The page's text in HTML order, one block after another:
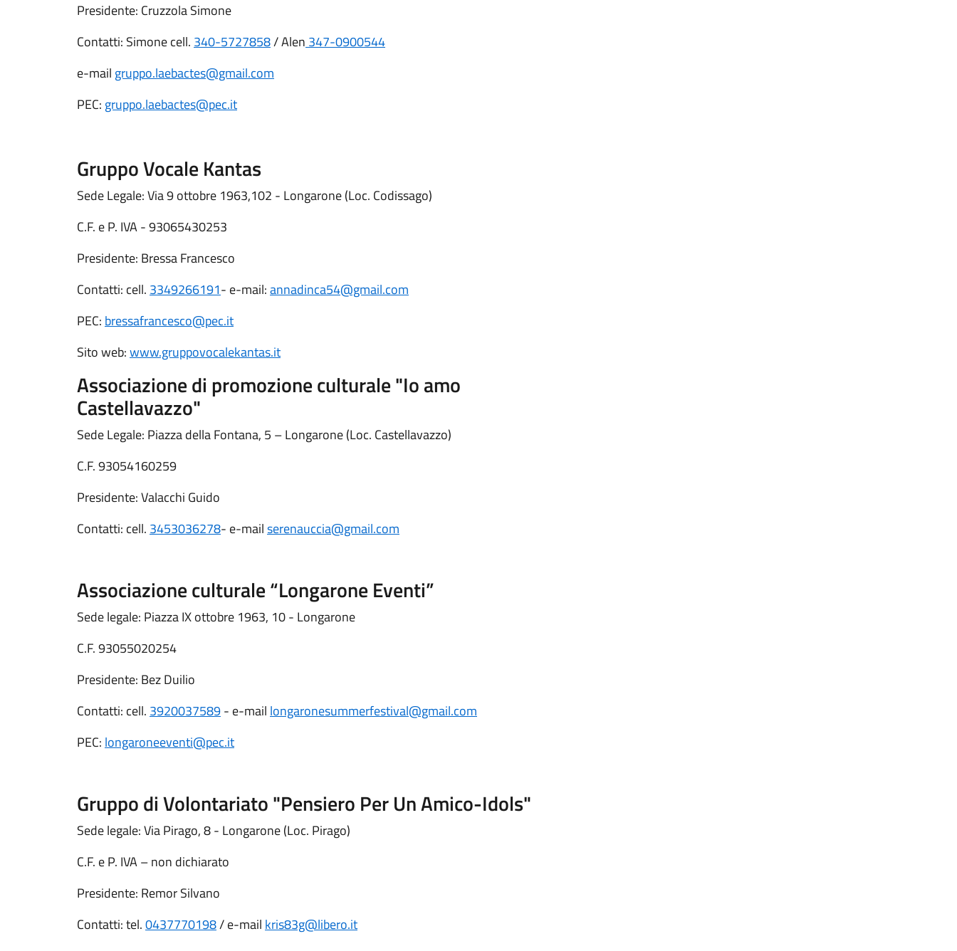
Presidente: Cruzzola Simone
Contatti: Simone cell. 340-5727858/ Alen 347-0900544
e-mail gruppo.laebactes@gmail.com
PEC: gruppo.laebactes@pec.it
Gruppo Vocale Kantas
Sede Legale: Via 9 ottobre 1963,102 - Longarone (Loc. Codissago)
C.F. e P. IVA - 93065430253
Presidente: Bressa Francesco
Contatti: cell. 3349266191- e-mail:annadinca54@gmail.com
PEC: bressafrancesco@pec.it
Sito web:www.gruppovocalekantas.it
Associazione di promozione culturale "Io amo
Castellavazzo"
Sede Legale: Piazza della Fontana, 5 – Longarone (Loc. Castellavazzo)
C.F. 93054160259
Presidente: Valacchi Guido
Contatti: cell. 3453036278- e-mailserenauccia@gmail.com
Associazione culturale “Longarone Eventi”
Sede legale: Piazza IX ottobre 1963, 10 - Longarone
C.F. 93055020254
Presidente: Bez Duilio
Contatti: cell. 3920037589- e-mail longaronesummerfestival@gmail.com
PEC: longaroneeventi@pec.it
Gruppo di Volontariato "Pensiero Per Un Amico-Idols"
Sede legale: Via Pirago, 8 - Longarone (Loc. Pirago)
C.F. e P. IVA – non dichiarato
Presidente: Remor Silvano
Contatti: tel.0437770198/ e-mail kris83g@libero.it